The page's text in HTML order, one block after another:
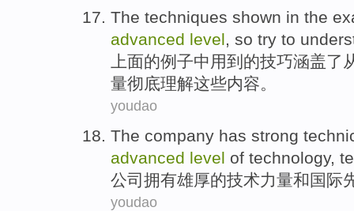
The techniques shown in the
advanced level, so try to
上面的例子中用到的技巧涵盖了
量彻底理解这些内容。
youdao
The company has strong
advanced level of technology,
公司拥有雄厚的技术力量和国际
youdao